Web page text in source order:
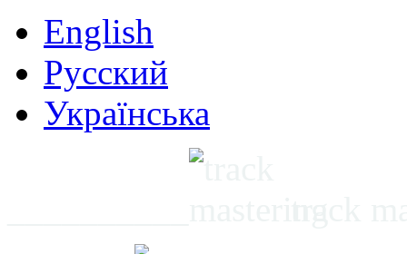
English
Русский
Українська